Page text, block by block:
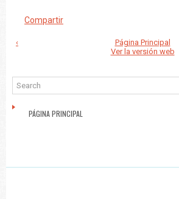
Compartir
‹
Página Principal
Ver la versión web
PÁGINA PRINCIPAL